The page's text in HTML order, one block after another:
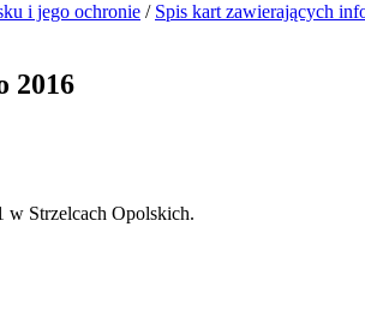
i jego ochronie / Spis kart zawierających
2016
w Strzelcach Opolskich.